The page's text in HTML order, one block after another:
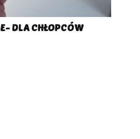
DLA CHŁOPCÓW